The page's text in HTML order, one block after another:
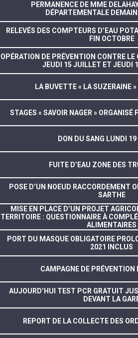
PERMANENCE DE MME
DÉPARTEMENTALE
RELEVÉS DES COMPTEURS D’EAU
FIN OCTOBRE
OPÉRATION DE PRÉVENTION CONTRE
JEUDI 15 JUILLET ET JEUDI
LA BUVETTE « LA SUZERAINE
STAGES « SAVOIR NAGER » ORGANISÉ
DON DU SANG LUNDI
FUITE D’EAU ZONE DES
POSE D’UN NOEUD RACCORDEMENT
SARTHE
MISE EN PLACE D’UN PROJET
TERRITOIRE : QUESTIONNAIRE À
ALIMENTAIRES
PORT DU MASQUE OBLIGATOIRE
2021 INCLUS
CAMPAGNE DE PRÉVENTION
AUJOURD’HUI TEST PCR GRATUIT
DEVANT LA
REPORT DE LA COLLECTE DES